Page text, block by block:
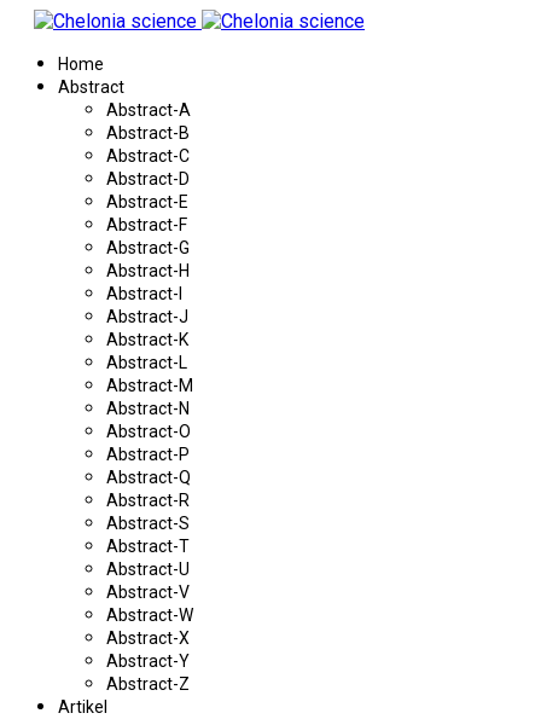
Home
Abstract
Abstract-A
Abstract-B
Abstract-C
Abstract-D
Abstract-E
Abstract-F
Abstract-G
Abstract-H
Abstract-I
Abstract-J
Abstract-K
Abstract-L
Abstract-M
Abstract-N
Abstract-O
Abstract-P
Abstract-Q
Abstract-R
Abstract-S
Abstract-T
Abstract-U
Abstract-V
Abstract-W
Abstract-X
Abstract-Y
Abstract-Z
Artikel